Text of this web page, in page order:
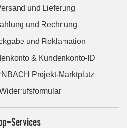
und Lieferung
und Rechnung
und Reklamation
& Kundenkonto-ID
Projekt-Marktplatz
Services